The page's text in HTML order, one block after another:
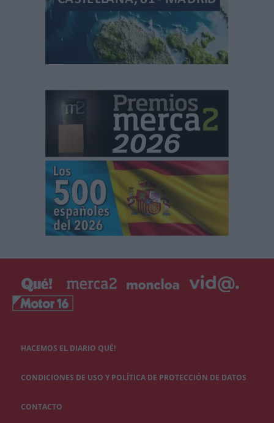
HACEMOS EL DIARIO QUÉ!
CONDICIONES DE USO Y POLÍTICA DE PROTECCIÓN DE DATOS
CONTACTO